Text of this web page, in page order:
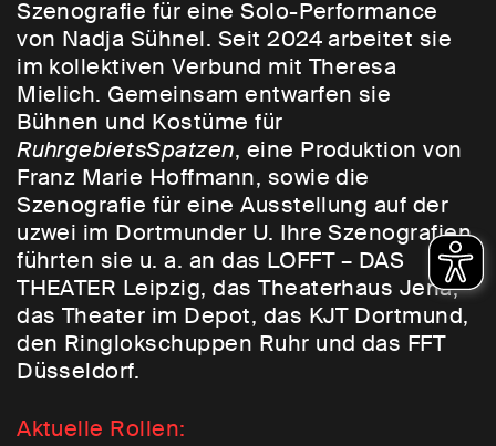
Szenografie für eine Solo-Performance
von Nadja Sühnel. Seit 2024 arbeitet sie
im kollektiven Verbund mit Theresa
Mielich. Gemeinsam entwarfen sie
Bühnen und Kostüme für
RuhrgebietsSpatzen, eine Produktion von
Franz Marie Hoffmann, sowie die
Szenografie für eine Ausstellung auf der
uzwei im Dortmunder U. Ihre Szenografien
führten sie u. a. an das LOFFT – DAS
THEATER Leipzig, das Theaterhaus Jena,
das Theater im Depot, das KJT Dortmund,
den Ringlokschuppen Ruhr und das FFT
Düsseldorf.
Aktuelle Rollen: